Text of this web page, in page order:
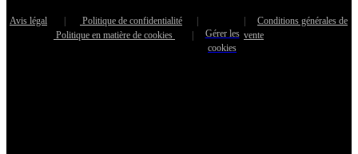
Avis légal | Politique de confidentialité
|
Politique en matière de cookies
|
Gérer les
cookies
| Conditions générales de
vente